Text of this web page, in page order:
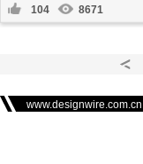
104 8671
www.designwire.com.cn